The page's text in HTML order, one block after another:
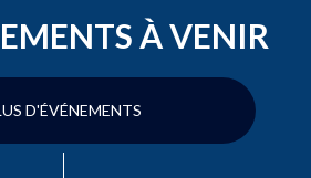
À VENIR
D'ÉVÉNEMENTS